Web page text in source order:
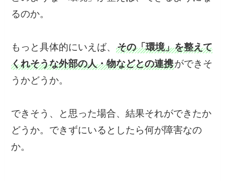
るのか。
もっと具体的にいえば、その「環境」を整えて
くれそうな外部の人・物などとの連携ができそ
うかどうか。
できそう、と思った場合、結果それができたか
どうか。できずにいるとしたら何が障害なの
か。